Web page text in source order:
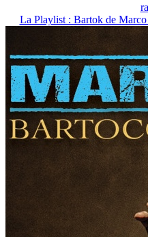
La Playlist : Bartok de